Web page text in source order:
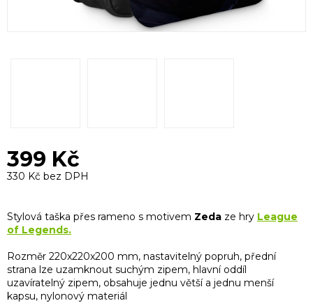
399 Kč
330 Kč bez DPH
cena:
Stylová taška přes rameno s motivem Zeda ze hry League
of Legends.
Rozměr 220x220x200 mm, nastavitelný popruh, přední
strana lze uzamknout suchým zipem, hlavní oddíl
uzavíratelný zipem, obsahuje jednu větší a jednu menší
kapsu, nylonový materiál